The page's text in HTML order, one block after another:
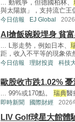
... 動戰爭，但德國柏林、
與太陽旗」，支持流亡王
今日信報 EJ Global
AI搶飯碗殺埋身 貧
... L形走勢，例如日本、
距，收入不平等的現象依
今日信報 理財投資 科技
歐股收市跌1.02%
... 99%或170點。 瑞典醫
即時新聞 國際財經 2026
LIV Golf球星大館體